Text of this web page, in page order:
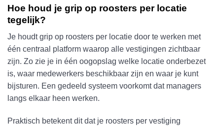
Hoe houd je grip op roosters per locatie
tegelijk?
Je houdt grip op roosters per locatie door te werken met
één centraal platform waarop alle vestigingen zichtbaar
zijn. Zo zie je in één oogopslag welke locatie onderbezet
is, waar medewerkers beschikbaar zijn en waar je kunt
bijsturen. Een gedeeld systeem voorkomt dat managers
langs elkaar heen werken.
Praktisch betekent dit dat je roosters per vestiging